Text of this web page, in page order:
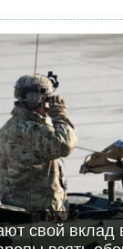
скандал:
а
от
свои
свой вклад